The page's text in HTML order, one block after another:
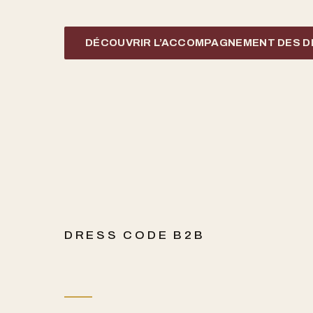
DÉCOUVRIR L’ACCOMPAGNEMENT DES
DRESS CODE B2B